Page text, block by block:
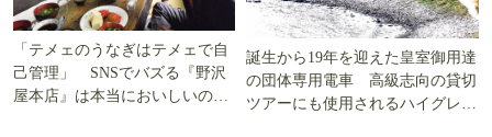
「テメェのうなぎはテメェで自
己管理」 SNSでバズる『野沢
屋本店』は本当においしいの
誕生から19年を迎えた皇室御用達
の団体専用電車 高級志向の貸切
ツアーにも使用されるハイグレー